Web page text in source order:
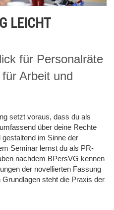
LEICHT
für Personalräte
Arbeit und
setzt voraus, dass du als
über deine Rechte
im Sinne der
Seminar lernst du als PR-
nachdem BPersVG kennen
der novellierten Fassung
steht die Praxis der